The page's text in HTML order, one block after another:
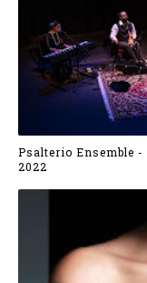
Psalterio Ensemble -
2022